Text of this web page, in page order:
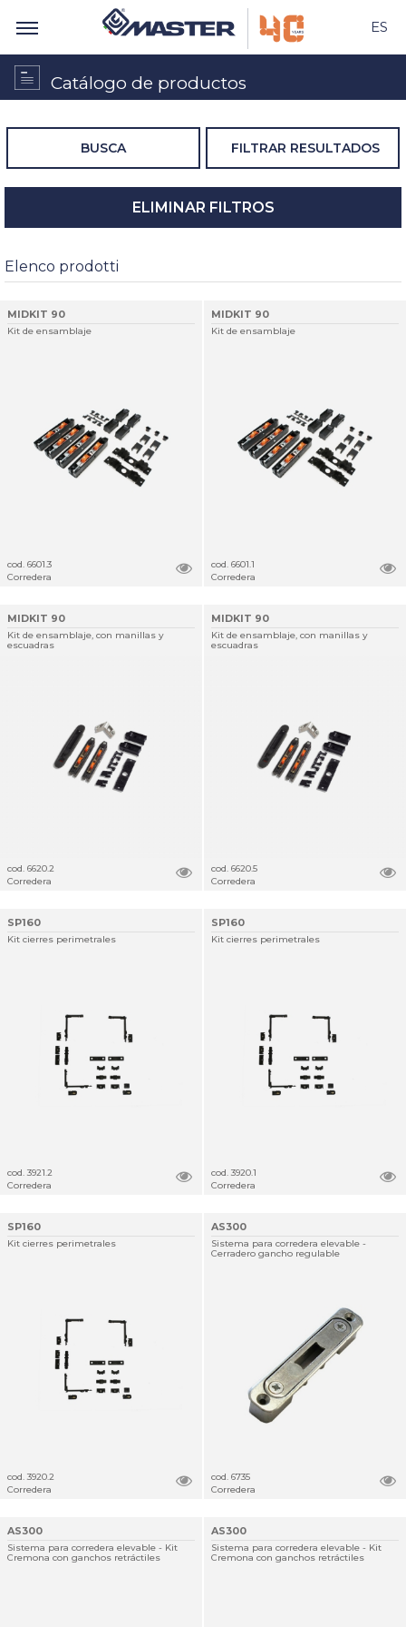
ES
Catálogo de productos
BUSCA FILTRAR RESULTADOS
ELIMINAR FILTROS
Elenco prodotti
MIDKIT 90
Kit de ensamblaje
cod. 6601.3
Corredera
MIDKIT 90
Kit de ensamblaje
cod. 6601.1
Corredera
MIDKIT 90
Kit de ensamblaje, con manillas y
escuadras
cod. 6620.2
Corredera
MIDKIT 90
Kit de ensamblaje, con manillas y
escuadras
cod. 6620.5
Corredera
SP160
Kit cierres perimetrales
cod. 3921.2
Corredera
SP160
Kit cierres perimetrales
cod. 3920.1
Corredera
SP160
Kit cierres perimetrales
cod. 3920.2
Corredera
AS300
Sistema para corredera elevable -
Cerradero gancho regulable
cod. 6735
Corredera
AS300
Sistema para corredera elevable - Kit
Cremona con ganchos retráctiles
AS300
Sistema para corredera elevable - Kit
Cremona con ganchos retráctiles